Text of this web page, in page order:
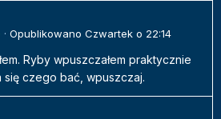
· Opublikowano Czwartek o 22:14
Ryby wpuszczałem praktycznie
się czego bać, wpuszczaj.